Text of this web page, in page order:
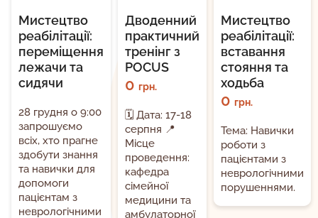
Мистецтво
реабілітації:
переміщення
лежачи та
сидячи
28 грудня о 9:00
запрошуємо
всіх, хто прагне
здобути знання
та навички для
допомоги
пацієнтам з
неврологічними
Дводенний
практичний
тренінг з
POCUS
0 грн.
🗓 Дата: 17-18
серпня 📍
Місце
проведення:
кафедра
сімейної
медицини та
амбулаторної
Мистецтво
реабілітації:
вставання
стояння та
ходьба
0 грн.
Тема: Навички
роботи з
пацієнтами з
неврологічними
порушеннями.